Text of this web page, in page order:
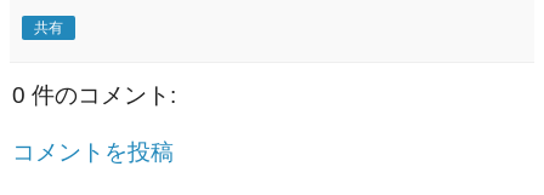
共有
0 件のコメント:
コメントを投稿